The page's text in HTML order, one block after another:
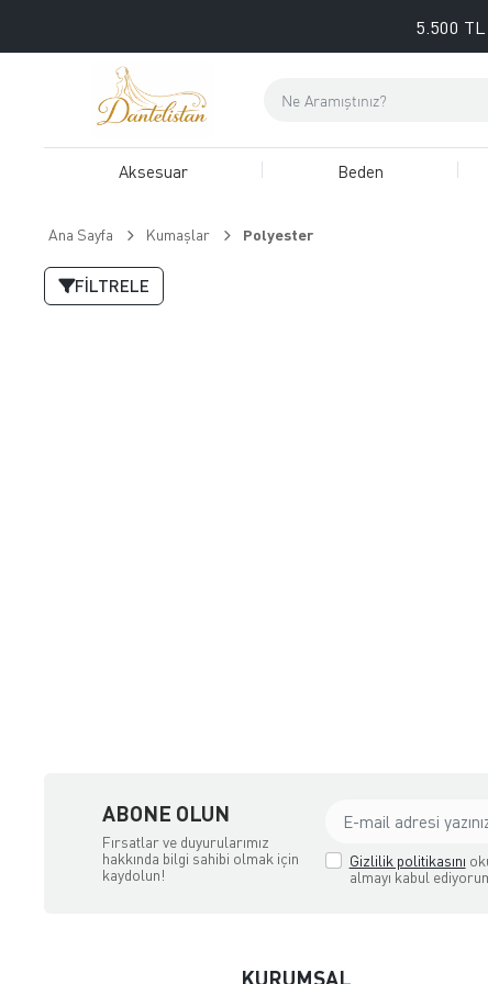
5.500
Aksesuar Beden
Ana Sayfa Kumaşlar Polyester
FILTRELE
ABONE OLUN
Fırsatlar ve duyurularımız
hakkında bilgi sahibi olmak için
kaydolun!
Gizlilik politikasını
almayı kabul
KURUMSAL